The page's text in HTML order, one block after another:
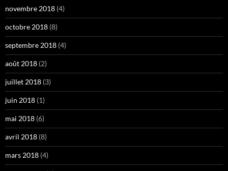
novembre 2018 (4)
octobre 2018 (8)
septembre 2018 (4)
août 2018 (2)
juillet 2018 (3)
juin 2018 (1)
mai 2018 (6)
avril 2018 (8)
mars 2018 (4)